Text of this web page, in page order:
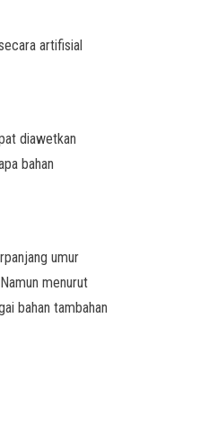
artifisial
diawetkan
bahan
umur
menurut
bahan tambahan